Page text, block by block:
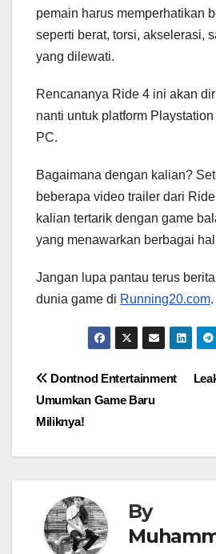
pemain harus memperhatikan
seperti berat, torsi, akselerasi,
yang dilewati.
Rencananya Ride 4 ini akan
nanti untuk platform
PC.
Bagaimana dengan kalian?
beberapa video trailer dari
kalian tertarik dengan game
yang menawarkan berbagai
Jangan lupa pantau terus
dunia game di Running20.com.
Post
navigation
Dontnod Entertainment
Umumkan Game Baru
Miliknya!
By